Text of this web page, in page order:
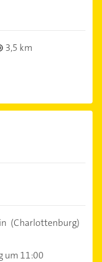
3,5 km
(Charlottenburg)
um 11:00